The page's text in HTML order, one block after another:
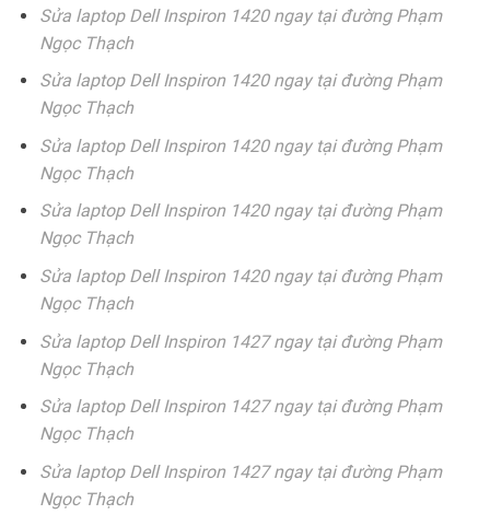
Sửa laptop Dell Inspiron 1420 ngay tại đường Phạm
Ngọc Thạch
Sửa laptop Dell Inspiron 1420 ngay tại đường Phạm
Ngọc Thạch
Sửa laptop Dell Inspiron 1420 ngay tại đường Phạm
Ngọc Thạch
Sửa laptop Dell Inspiron 1420 ngay tại đường Phạm
Ngọc Thạch
Sửa laptop Dell Inspiron 1420 ngay tại đường Phạm
Ngọc Thạch
Sửa laptop Dell Inspiron 1427 ngay tại đường Phạm
Ngọc Thạch
Sửa laptop Dell Inspiron 1427 ngay tại đường Phạm
Ngọc Thạch
Sửa laptop Dell Inspiron 1427 ngay tại đường Phạm
Ngọc Thạch